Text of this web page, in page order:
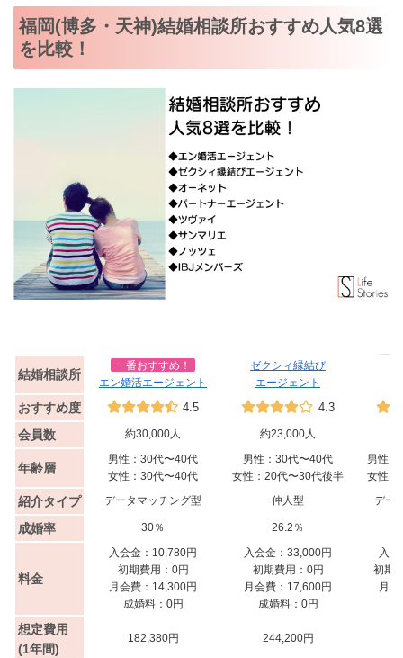
福岡(博多・天神)結婚相談所おすすめ人気8選
を比較！
結婚相談所
一番おすすめ！
エン婚活エージェント
ゼクシィ縁結び
エージェント
おすすめ度 4.5 4.3
会員数 約30,000人 約23,000人
年齢層
男性：30代〜40代
女性：30代〜40代
男性：30代〜40代
女性：20代〜30代後半
男性：
女性：
紹介タイプ データマッチング型 仲人型 デー
成婚率 30％ 26.2％
料金
入会金：10,780円
初期費用：0円
月会費：14,300円
成婚料：0円
入会金：33,000円
初期費用：0円
月会費：17,600円
成婚料：0円
入
初期
月
想定費用
(1年間)
182,380円 244,200円